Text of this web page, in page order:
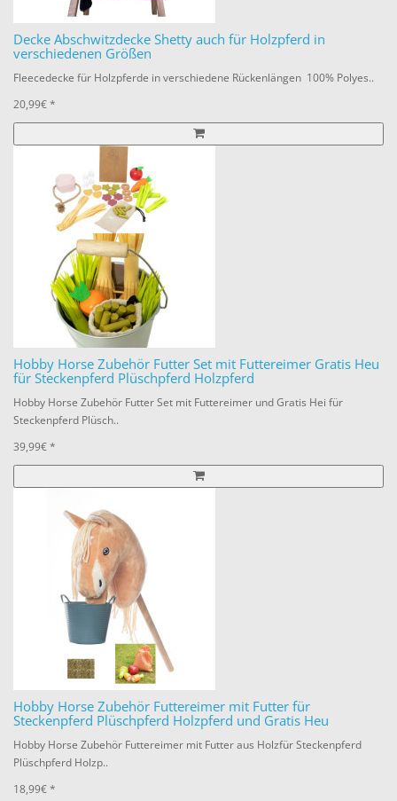
Decke Abschwitzdecke Shetty auch für Holzpferd in
verschiedenen Größen
Fleecedecke für Holzpferde in verschiedene Rückenlängen 100% Polyes..
20,99€ *
Hobby Horse Zubehör Futter Set mit Futtereimer Gratis Heu
für Steckenpferd Plüschpferd Holzpferd
Hobby Horse Zubehör Futter Set mit Futtereimer und Gratis Hei für
Steckenpferd Plüsch..
39,99€ *
Hobby Horse Zubehör Futtereimer mit Futter für
Steckenpferd Plüschpferd Holzpferd und Gratis Heu
Hobby Horse Zubehör Futtereimer mit Futter aus Holzfür Steckenpferd
Plüschpferd Holzp..
18,99€ *